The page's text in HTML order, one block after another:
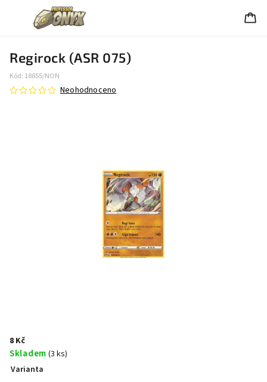
Regirock (ASR 075)
Kód: 18855/NON
Neohodnoceno
8 Kč
Skladem (3 ks)
Varianta